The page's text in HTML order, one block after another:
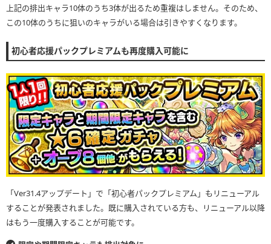
上記の排出キャラ10体のうち3体が出るため重複はしません。そのため、
この10体のうちに狙いのキャラがいる場合は引きやすくなります。
初心者応援パックプレミアムも再度購入可能に
「Ver31.4アップデート」で「初心者パックプレミアム」もリニューアル
することが発表されました。既に購入されている方も、リニューアル以降
はもう一度購入することが可能です。